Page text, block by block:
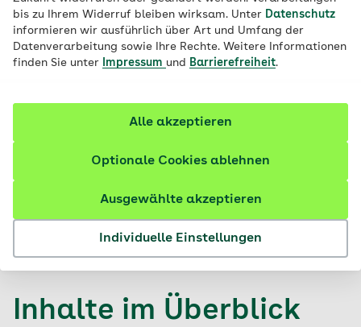
bis zu Ihrem Widerruf bleiben wirksam. Unter Datenschutz
informieren wir ausführlich über Art und Umfang der
Datenverarbeitung sowie Ihre Rechte. Weitere Informationen
finden Sie unter
Impressum und Barrierefreiheit.
Individuelle Einstellungen
Ausgewählte akzeptieren
Optionale Cookies ablehnen
Alle akzeptieren
Inhalte im Überblick